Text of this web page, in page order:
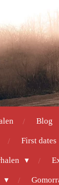
Blog
First dates